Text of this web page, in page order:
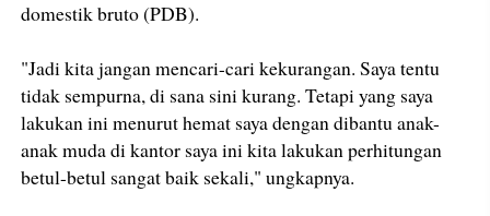
domestik bruto (PDB).
"Jadi kita jangan mencari-cari kekurangan. Saya tentu
tidak sempurna, di sana sini kurang. Tetapi yang saya
lakukan ini menurut hemat saya dengan dibantu anak-
anak muda di kantor saya ini kita lakukan perhitungan
betul-betul sangat baik sekali," ungkapnya.